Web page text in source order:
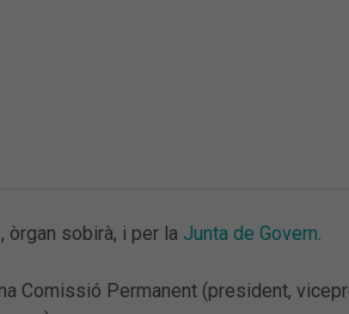
òrgan sobirà, i per la Junta de Govern.
Comissió Permanent (president,